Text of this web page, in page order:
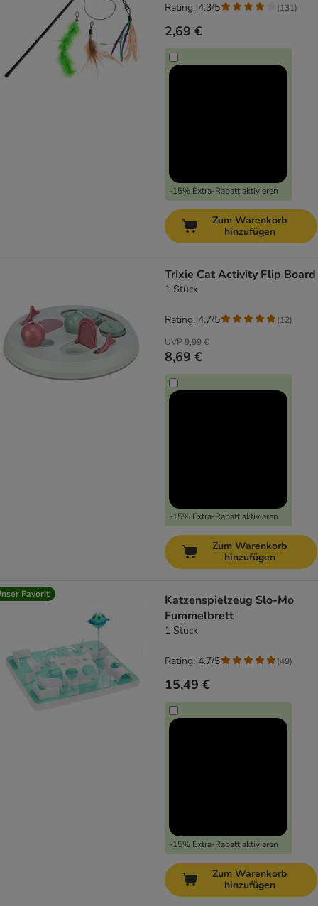
2,69 €
-15% Extra-Rabatt aktivieren
Rating: 4.3/5 (131)
Zum Warenkorb
hinzufügen
Trixie Cat Activity Flip Board
1 Stück
UVP 9,99 €
8,69 €
-15% Extra-Rabatt aktivieren
Rating: 4.7/5 (12)
Zum Warenkorb
hinzufügen
Favorit
Katzenspielzeug Slo-Mo
Fummelbrett
1 Stück
15,49 €
-15% Extra-Rabatt aktivieren
Rating: 4.7/5 (49)
Zum Warenkorb
hinzufügen